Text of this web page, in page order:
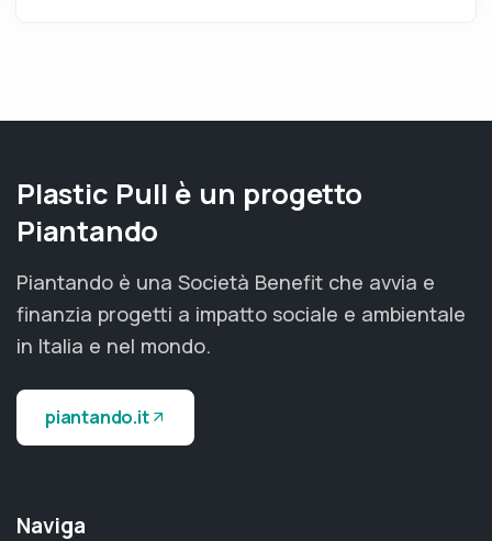
Plastic Pull è un progetto
Piantando
Piantando è una Società Benefit che avvia e
finanzia progetti a impatto sociale e ambientale
in Italia e nel mondo.
piantando.it
Naviga